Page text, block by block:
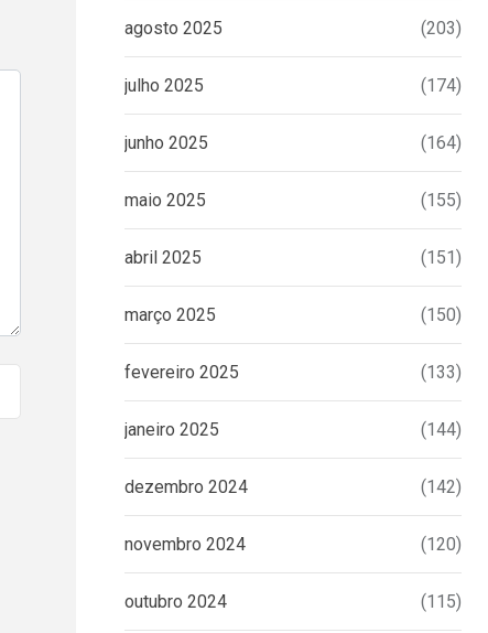
agosto 2025 (203)
julho 2025 (174)
junho 2025 (164)
maio 2025 (155)
abril 2025 (151)
março 2025 (150)
fevereiro 2025 (133)
janeiro 2025 (144)
dezembro 2024 (142)
novembro 2024 (120)
outubro 2024 (115)